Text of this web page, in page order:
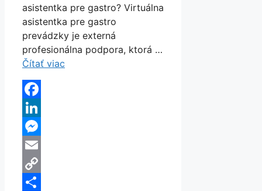
asistentka pre gastro? Virtuálna
asistentka pre gastro
prevádzky je externá
profesionálna podpora, ktorá …
Čítať viac
Facebook
LinkedIn
Messenger
Email
Copy